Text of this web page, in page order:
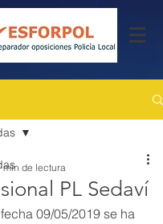
PL Sedaví
min de lectura
09/05/2019 se ha